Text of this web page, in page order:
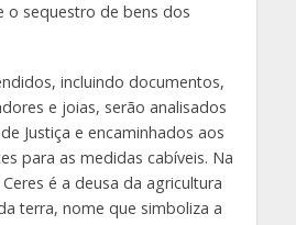
o sequestro de bens dos
incluindo documentos,
e joias, serão analisados
Justiça e encaminhados aos
para as medidas cabíveis. Na
é a deusa da agricultura
terra, nome que simboliza a